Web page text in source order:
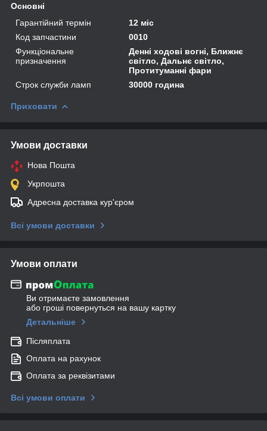
Основні
Гарантійний термін
12 міс
Код запчастини
0010
Функціональне
призначення
Денні ходові вогні, Ближнє
світло, Дальнє світло,
Протитуманні фари
Строк служби ламп
30000 година
Приховати
Умови доставки
Нова Пошта
Укрпошта
Адресна доставка кур'єром
Всі умови доставки
Умови оплати
Ви отримаєте замовлення
або гроші повернуться на вашу картку
Детальніше
Післяплата
Оплата на рахунок
Оплата за реквізитами
Всі умови оплати